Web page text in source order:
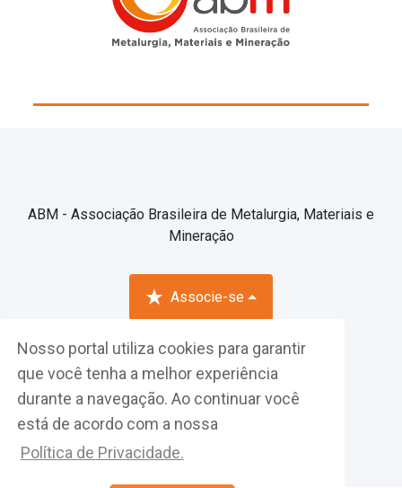
Nosso portal utiliza cookies para garantir
que você tenha a melhor experiência
durante a navegação. Ao continuar você
está de acordo com a nossa
Política de Privacidade.
ABM - Associação Brasileira de Metalurgia, Materiais e
Mineração
Associe-se
Fazer Login